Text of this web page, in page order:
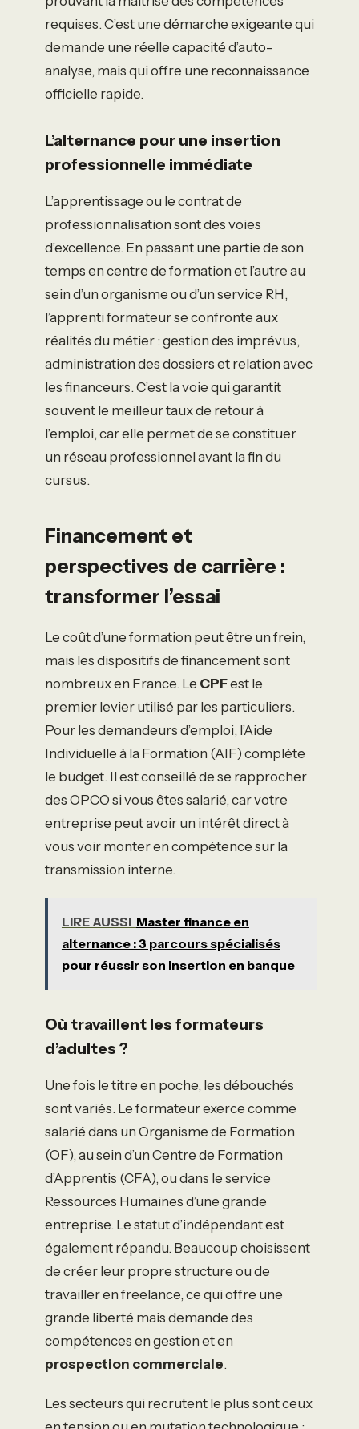
requises. C’est une démarche exigeante qui
demande une réelle capacité d’auto-
analyse, mais qui offre une reconnaissance
officielle rapide.
L’alternance pour une insertion
professionnelle immédiate
L’apprentissage ou le contrat de
professionnalisation sont des voies
d’excellence. En passant une partie de son
temps en centre de formation et l’autre au
sein d’un organisme ou d’un service RH,
l’apprenti formateur se confronte aux
réalités du métier : gestion des imprévus,
administration des dossiers et relation avec
les financeurs. C’est la voie qui garantit
souvent le meilleur taux de retour à
l’emploi, car elle permet de se constituer
un réseau professionnel avant la fin du
cursus.
Financement et
perspectives de carrière :
transformer l’essai
Le coût d’une formation peut être un frein,
mais les dispositifs de financement sont
nombreux en France. Le CPFest le
premier levier utilisé par les particuliers.
Pour les demandeurs d’emploi, l’Aide
Individuelle à la Formation (AIF) complète
le budget. Il est conseillé de se rapprocher
des OPCO si vous êtes salarié, car votre
entreprise peut avoir un intérêt direct à
vous voir monter en compétence sur la
transmission interne.
LIRE AUSSI Master finance en
alternance : 3 parcours spécialisés
pour réussir son insertion en banque
Où travaillent les formateurs
d’adultes ?
Une fois le titre en poche, les débouchés
sont variés. Le formateur exerce comme
salarié dans un Organisme de Formation
(OF), au sein d’un Centre de Formation
d’Apprentis (CFA), ou dans le service
Ressources Humaines d’une grande
entreprise. Le statut d’indépendant est
également répandu. Beaucoup choisissent
de créer leur propre structure ou de
travailler en freelance, ce qui offre une
grande liberté mais demande des
compétences en gestion et en
prospection commerciale.
Les secteurs qui recrutent le plus sont ceux